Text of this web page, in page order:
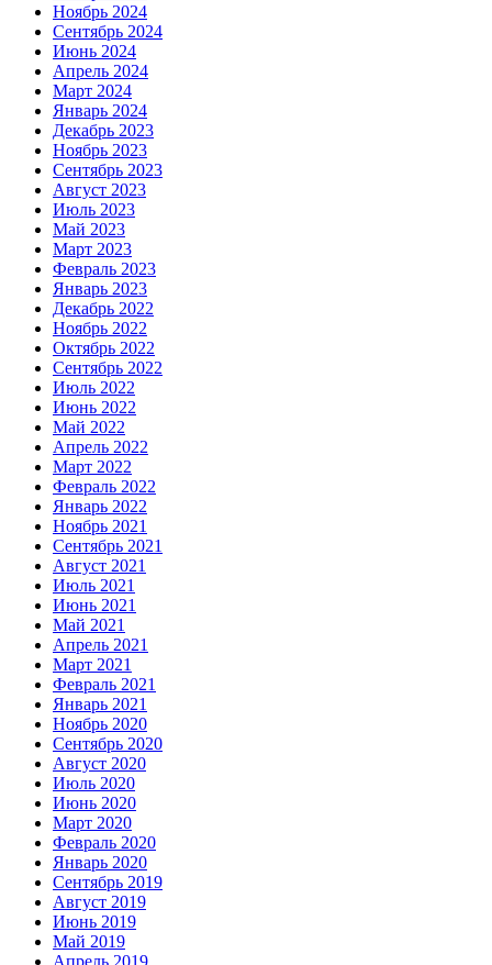
Ноябрь 2024
Сентябрь 2024
Июнь 2024
Апрель 2024
Март 2024
Январь 2024
Декабрь 2023
Ноябрь 2023
Сентябрь 2023
Август 2023
Июль 2023
Май 2023
Март 2023
Февраль 2023
Январь 2023
Декабрь 2022
Ноябрь 2022
Октябрь 2022
Сентябрь 2022
Июль 2022
Июнь 2022
Май 2022
Апрель 2022
Март 2022
Февраль 2022
Январь 2022
Ноябрь 2021
Сентябрь 2021
Август 2021
Июль 2021
Июнь 2021
Май 2021
Апрель 2021
Март 2021
Февраль 2021
Январь 2021
Ноябрь 2020
Сентябрь 2020
Август 2020
Июль 2020
Июнь 2020
Март 2020
Февраль 2020
Январь 2020
Сентябрь 2019
Август 2019
Июнь 2019
Май 2019